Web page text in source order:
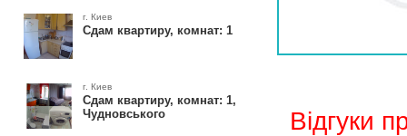
г. Киев
Сдам квартиру, комнат: 1
г. Киев
Сдам квартиру, комнат: 1,
Чудновського
Відгуки